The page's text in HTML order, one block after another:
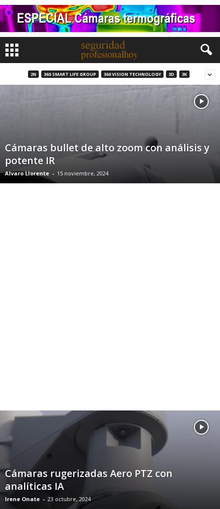
2N 360 SMART LIFE GROUP 360 VISION TECHNOLOGY 3D 3K
Cámaras bullet de alto zoom con análisis y
potente IR
Alvaro Llorente - 15 noviembre, 2024
Cámaras rugerizadas Aero PTZ con
analíticas IA
Irene Onate - 23 octubre, 2024